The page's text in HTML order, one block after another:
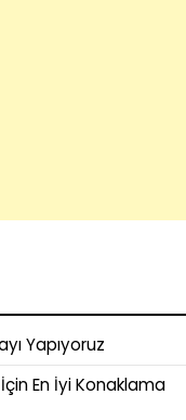
Yapıyoruz
En İyi Konaklama